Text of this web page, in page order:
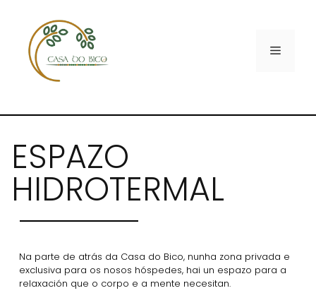
ESPAZO
HIDROTERMAL
Na parte de atrás da Casa do Bico, nunha zona privada e
exclusiva para os nosos hóspedes, hai un espazo para a
relaxación que o corpo e a mente necesitan.